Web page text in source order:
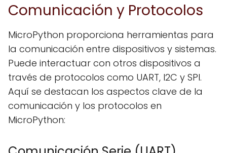
Comunicación y Protocolos
MicroPython proporciona herramientas para
la comunicación entre dispositivos y sistemas.
Puede interactuar con otros dispositivos a
través de protocolos como UART, I2C y SPI.
Aquí se destacan los aspectos clave de la
comunicación y los protocolos en
MicroPython: